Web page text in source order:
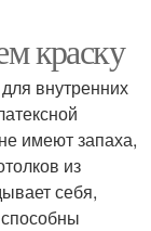
краску
внутренних
имеют запаха,
из
себя,